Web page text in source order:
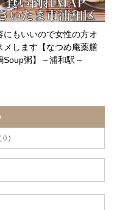
にもいいので女性の方オ
メします【なつめ庵薬膳
Soup粥】～浦和駅～
0 )